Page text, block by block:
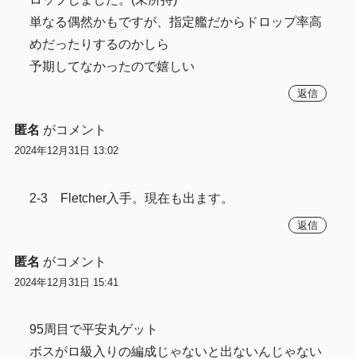
単なる偶然かもですが、指定艦だからドロップ率高
めだったりするのかしら
予期してなかったので嬉しい
返信
匿名 がコメント
2024年12月31日 13:02
2-3 Fletcher入手。現在も出ます。
返信
匿名 がコメント
2024年12月31日 15:41
95周目で平安丸ゲット
ボスがロ級入りの編成じゃないと出ないんじゃない